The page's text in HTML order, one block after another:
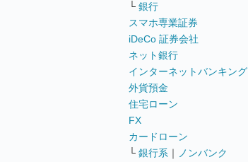
└ 銀行
スマホ専業証券
iDeCo 証券会社
ネット銀行
インターネットバンキング
外貨預金
住宅ローン
FX
カードローン
└ 銀行系 ｜ ノンバンク